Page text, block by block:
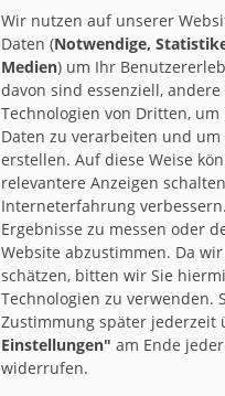
Wir nutzen auf unserer
Daten (Notwendige,
Medien) um Ihr
davon sind essenziell,
Technologien von Dritten, um
Daten zu verarbeiten und
erstellen. Auf diese Weise
relevantere Anzeigen
Interneterfahrung
Ergebnisse zu messen oder
Website abzustimmen. Da
schätzen, bitten wir Sie
Technologien zu verwenden.
Zustimmung später jederzeit
Einstellungen" am Ende
widerrufen.